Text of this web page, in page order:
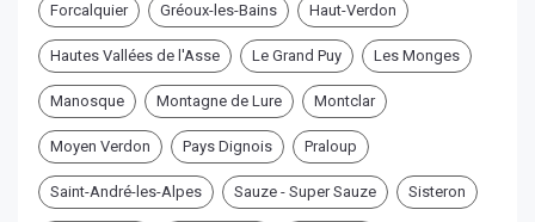
Forcalquier Gréoux-les-Bains Haut-Verdon
Hautes Vallées de l'Asse Le Grand Puy Les Monges
Manosque Montagne de Lure Montclar
Moyen Verdon Pays Dignois Praloup
Saint-André-les-Alpes Sauze - Super Sauze Sisteron